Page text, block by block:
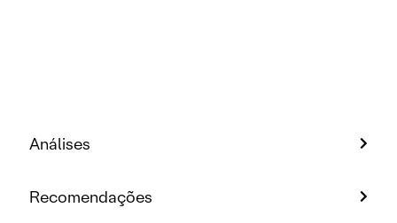
Análises
Recomendações